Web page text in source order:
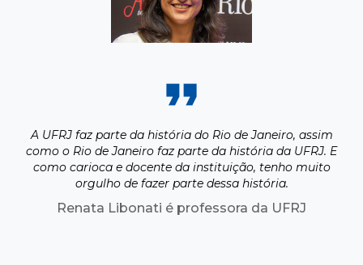
A UFRJ faz parte da história do Rio de Janeiro, assim
como o Rio de Janeiro faz parte da história da UFRJ. E
como carioca e docente da instituição, tenho muito
orgulho de fazer parte dessa história.
Renata Libonati é professora da UFRJ